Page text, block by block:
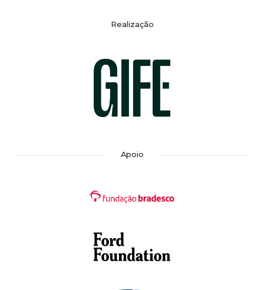
Realização
Apoio